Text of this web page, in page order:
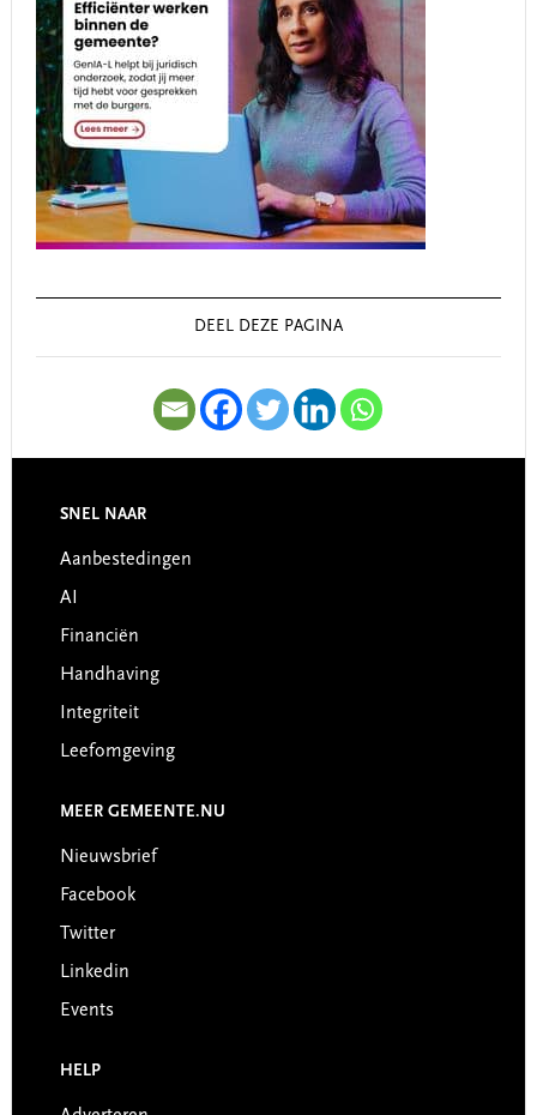
DEEL DEZE PAGINA
Footer
SNEL NAAR
Aanbestedingen
AI
Financiën
Handhaving
Integriteit
Leefomgeving
MEER GEMEENTE.NU
Nieuwsbrief
Facebook
Twitter
Linkedin
Events
HELP